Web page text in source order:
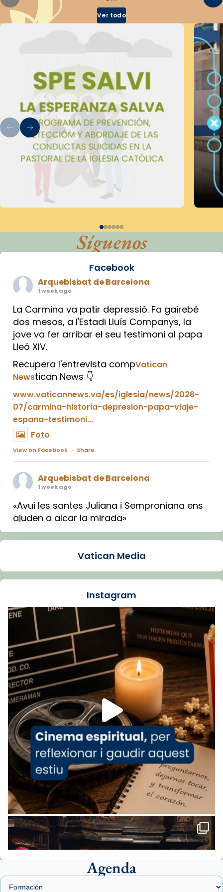
Ver todo
Síguenos
Facebook
Arquebisbat de Barcelona
1 week ago
La Carmina va patir depressió. Fa gairebé
dos mesos, a l'Estadi Lluís Companys, la
jove va fer arribar el seu testimoni al papa
Lleó XIV.
Recupera l'entrevista compVatican
Newstican News 👇
www.vaticannews.va/es/iglesia/news/2026-
07/carmina-historia-depresion-papa-viaje-
espana-testimoni...
Foto
View on Facebook · Share
Arquebisbat de Barcelona
1 week ago
«Avui les santes Juliana i Semproniana ens
ajuden a alçar la mirada»
Mons. Sergi Gordo, bisbe de Tortosa, ha
Santes de Mataró.
🔗tinyurl.com/cvu5jmbk
Foto
View on Facebook Share
Arquebisbat de Barcelonais at Catedral
de Barcelona.
1 week ago
Aquest dilluns, 27 de juliol, ha tingut lloc la
missa d’acció de gràcies en agraïment al
comitè organitzador de la visita apostòlica
del Sant Pare Lleó XIV a Barcelona, i als
col·laboradors, a la Catedral de Barcelona.
L’arquebisbe de Barcelona, el cardenal Joan
Josep Omella, ha presidit la missa i l’ha
concelebrat el bisbe auxiliar de Barcelona,
Mons. David Abadías.
📸 Dr. G. Simón
Foto
View on Facebook Share
Arquebisbat de Barcelona
1 week ago
Vatican Media
Instagram
Agenda